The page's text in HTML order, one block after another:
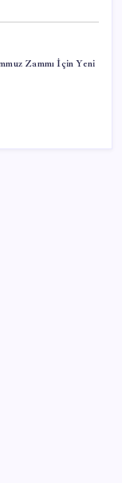
Zammı İçin Yeni